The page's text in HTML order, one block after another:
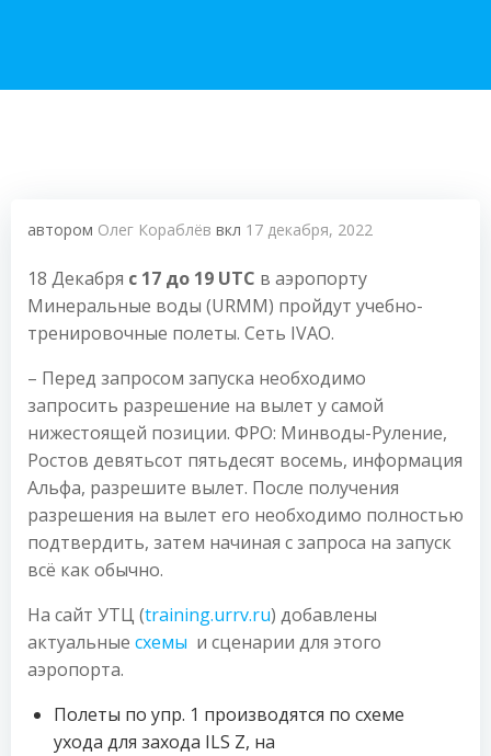
автором Олег Кораблёв вкл 17 декабря, 2022
18 Декабря с 17 до 19 UTC в аэропорту
Минеральные воды (URMM) пройдут учебно-
тренировочные полеты. Сеть IVAO.
– Перед запросом запуска необходимо
запросить разрешение на вылет у самой
нижестоящей позиции. ФРО: Минводы-Руление,
Ростов девятьсот пятьдесят восемь, информация
Альфа, разрешите вылет. После получения
разрешения на вылет его необходимо полностью
подтвердить, затем начиная с запроса на запуск
всё как обычно.
На сайт УТЦ (training.urrv.ru) добавлены
актуальные схемы и сценарии для этого
аэропорта.
Полеты по упр. 1 производятся по схеме
ухода для захода ILS Z, на